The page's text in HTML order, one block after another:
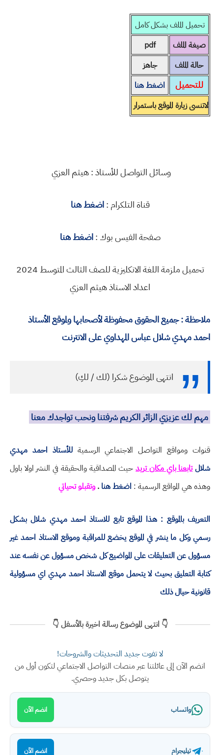
تحميل الملف بشكل كامل
صيغة الملف
pdf
حالة الملف
جاهز
للتحميل
اضغط هنا
لاتنسى زيارة الموقع باستمرار
وسائل التواصل للأستاذ : هيثم العزي
قناة التلكرام : اضغط هنا
صفحة الفيس بوك :اضغط هنا
تحميل ملزمة اللغة الانكليزية للصف الثالث المتوسط 2024
اعداد الاستاذ هيثم العزي
ملاحظة : جميع الحقوق محفوظة لأصحابها ولموقع الأستاذ
احمد مهدي شلال عباس المهداوي على الانترنت
انتهى الموضوع شكرا (لك / لكِ)
مهم لك عزيزي الزائر الكريم شرفتنا ونحب تواجدك معنا
قنوات ومواقع التواصل الاجتماعي الرسميةللأستاذ احمد مهدي
شلالتابعنا باي مكان تريدحيث المصداقية والحقيقة في النشر اولا باول
وهذه هي المواقع الرسمية : اضغط هنا .وتقبلو تحياتي
التعريف بالموقع : هذا الموقع تابع للاستاذ احمد مهدي شلال بشكل
رسمي وكل ما ينشر في الموقع يخضع للمراقبة وموقع الاستاذ احمد غير
مسؤول عن التعليقات على المواضيع كل شخص مسؤول عن نفسه عند
كتابة التعليق بحيث لا يتحمل موقع الاستاذ احمد مهدي اي مسؤولية
قانونية حيال ذلك
👇 انتهى الموضوع رسالة اخيرة بالأسفل 👇
لا تفوت جديد التحديثات والشروحات!
انضم الآن إلى عائلتنا عبر منصات التواصل الاجتماعي لتكون أول من
يتوصل بكل جديد وحصري.
واتساب انضم الآن
تيليجرام انضم الآن